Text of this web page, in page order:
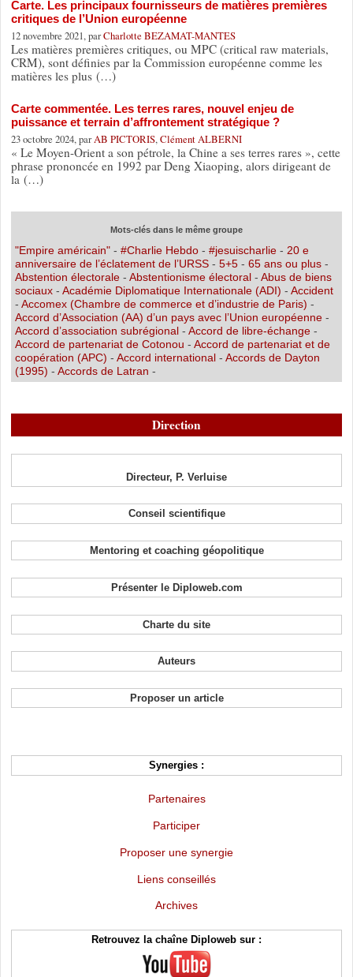
Carte. Les principaux fournisseurs de matières premières
critiques de l’Union européenne
12 novembre 2021, parCharlotte BEZAMAT-MANTES
Les matières premières critiques, ou MPC (critical raw materials,
CRM), sont définies par la Commission européenne comme les
matières les plus (…)
Carte commentée. Les terres rares, nouvel enjeu de
puissance et terrain d’affrontement stratégique ?
23 octobre 2024, parAB PICTORIS, Clément ALBERNI
« Le Moyen-Orient a son pétrole, la Chine a ses terres rares », cette
phrase prononcée en 1992 par Deng Xiaoping, alors dirigeant de
la (…)
Mots-clés dans le même groupe
"Empire américain"- #Charlie Hebdo- #jesuischarlie- 20 e
anniversaire de l’éclatement de l’URSS- 5+5- 65 ans ou plus-
Abstention électorale- Abstentionisme électoral- Abus de biens
sociaux- Académie Diplomatique Internationale (ADI) - Accident
- Accomex (Chambre de commerce et d’industrie de Paris) -
Accord d’Association (AA) d’un pays avec l’Union européenne-
Accord d’association subrégional- Accord de libre-échange-
Accord de partenariat de Cotonou - Accord de partenariat et de
coopération (APC) - Accord international- Accords de Dayton
(1995) - Accords de Latran -
Direction
Directeur, P. Verluise
Conseil scientifique
Mentoring et coaching géopolitique
Présenter le Diploweb.com
Charte du site
Auteurs
Proposer un article
Synergies :
Partenaires
Participer
Proposer une synergie
Liens conseillés
Archives
Retrouvez la chaîne Diploweb sur :